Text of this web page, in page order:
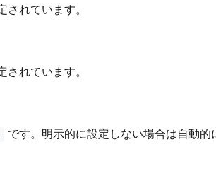
されています。
されています。
です。明示的に設定しない場合は自動的